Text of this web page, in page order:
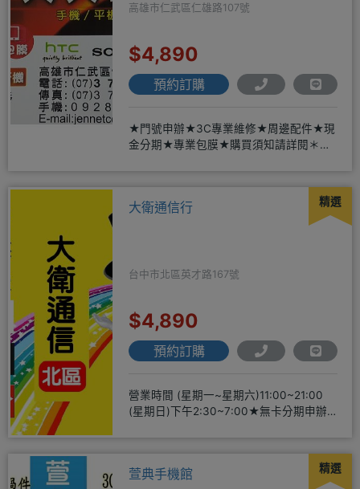
高雄市仁武區仁雄路107號
$4,890
預約訂購
★門號申辦★3C專業維修★周邊配件★現
金分期★專業包膜★購買須知請詳閱＊來
精選
大衛通信行
台中市北區英才路167號
$4,890
預約訂購
營業時間 (星期一~星期六)11:00~21:00
(星期日)下午2:30~7:00★無卡分期申辦
精選
萱典手機館